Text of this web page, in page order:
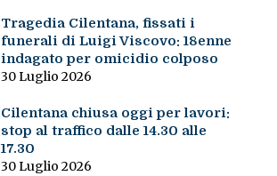
Tragedia Cilentana, fissati i
funerali di Luigi Viscovo: 18enne
indagato per omicidio colposo
30 Luglio 2026
Cilentana chiusa oggi per lavori:
stop al traffico dalle 14.30 alle
17.30
30 Luglio 2026